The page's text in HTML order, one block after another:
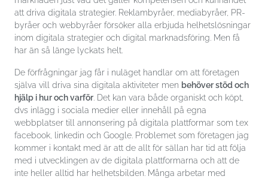
att driva digitala strategier. Reklambyråer, mediabyråer, PR-
byråer och webbyråer försöker alla erbjuda helhetslösningar
inom digitala strategier och digital marknadsföring. Men få
har än så länge lyckats helt.
De förfrågningar jag får i nuläget handlar om att företagen
själva vill driva sina digitala aktiviteter men behöver stöd och
hjälp i hur och varför. Det kan vara både organiskt och köpt,
dvs inlägg i sociala medier eller innehåll på egna
webbplatser till annonsering på digitala plattformar som t.ex
facebook, linkedin och Google. Problemet som företagen jag
kommer i kontakt med är att de allt för sällan har tid att följa
med i utvecklingen av de digitala plattformarna och att de
inte heller alltid har helhetsbilden. Många arbetar med